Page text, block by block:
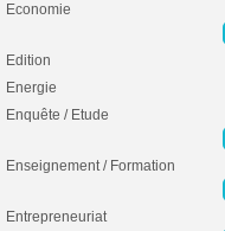
Economie
Edition
Energie
Enquête / Etude
Enseignement / Formation
Entrepreneuriat